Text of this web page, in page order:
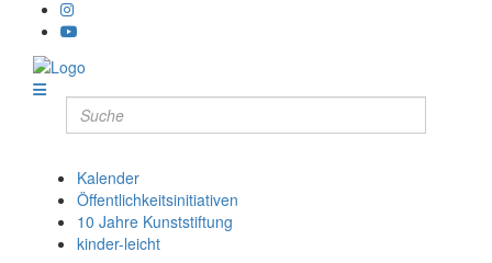
Kalender
Öffentlichkeitsinitiativen
10 Jahre Kunststiftung
kinder-leicht